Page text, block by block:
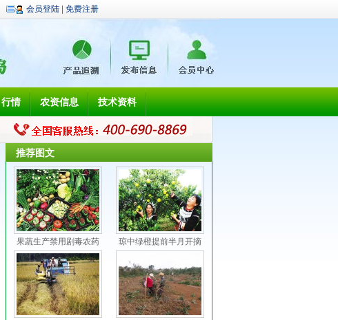
会员登陆 免费注册
行情 农资信息 技术资料
推荐图文
果蔬生产禁用剧毒农药 琼中绿橙提前半月开摘